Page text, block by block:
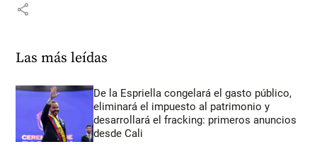
share
Las más leídas
De la Espriella congelará el gasto público,
eliminará el impuesto al patrimonio y
desarrollará el fracking: primeros anuncios
desde Cali